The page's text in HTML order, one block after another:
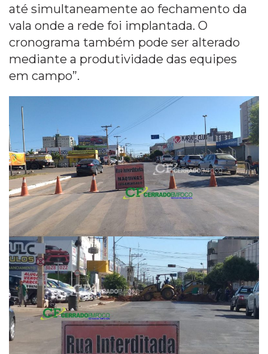
até simultaneamente ao fechamento da
vala onde a rede foi implantada. O
cronograma também pode ser alterado
mediante a produtividade das equipes
em campo”.